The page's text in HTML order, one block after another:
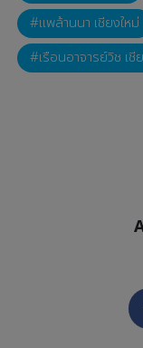
แพล้านนา เชียงใหม่
เรือนอาจารย์วิช เชี